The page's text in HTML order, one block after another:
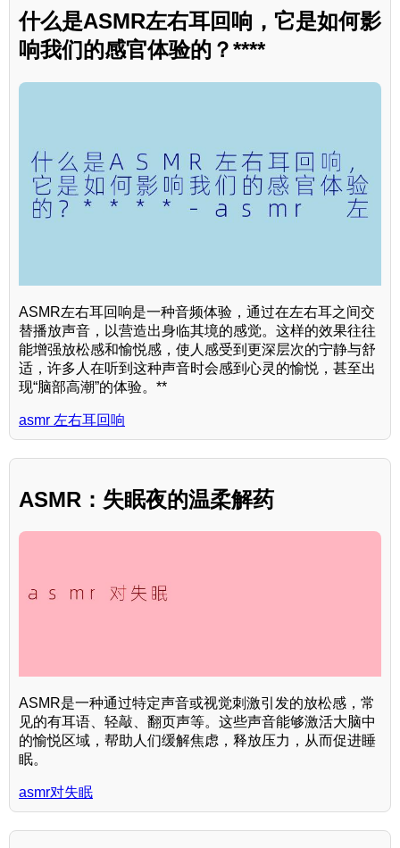
什么是ASMR左右耳回响，它是如何影
响我们的感官体验的？****
ASMR左右耳回响是一种音频体验，通过在左右耳之间交
替播放声音，以营造出身临其境的感觉。这样的效果往往
能增强放松感和愉悦感，使人感受到更深层次的宁静与舒
适，许多人在听到这种声音时会感到心灵的愉悦，甚至出
现“脑部高潮”的体验。**
asmr 左右耳回响
ASMR：失眠夜的温柔解药
ASMR是一种通过特定声音或视觉刺激引发的放松感，常
见的有耳语、轻敲、翻页声等。这些声音能够激活大脑中
的愉悦区域，帮助人们缓解焦虑，释放压力，从而促进睡
眠。
asmr对失眠